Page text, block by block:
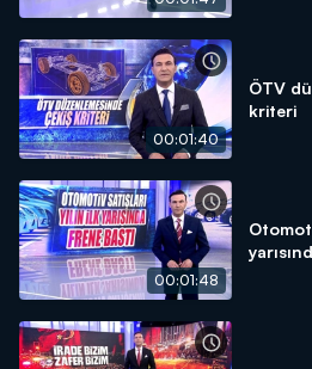
00:01:40
ÖTV
kriteri
00:01:48